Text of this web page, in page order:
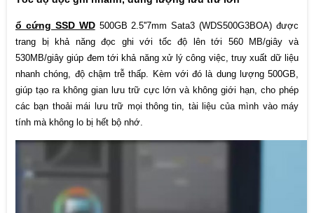
ổ cứng SSD WD500GB 2.5''7mm Sata3 (WDS500G3BOA) được
trang bị khả năng đọc ghi với tốc độ lên tới 560 MB/giây và
530MB/giây giúp đem tới khả năng xử lý công việc, truy xuất dữ liệu
nhanh chóng, độ chậm trễ thấp. Kèm với đó là dung lượng 500GB,
giúp tạo ra không gian lưu trữ cực lớn và không giới hạn, cho phép
các bạn thoải mái lưu trữ mọi thông tin, tài liệu của mình vào máy
tính mà không lo bị hết bộ nhớ.